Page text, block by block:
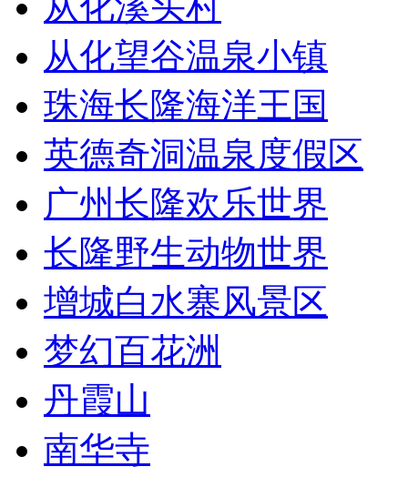
从化望谷温泉小镇
珠海长隆海洋王国
英德奇洞温泉度假区
广州长隆欢乐世界
长隆野生动物世界
增城白水寨风景区
梦幻百花洲
丹霞山
南华寺